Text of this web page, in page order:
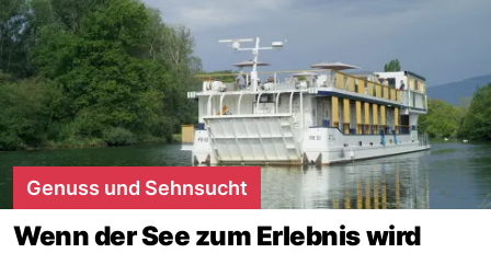
Genuss und Sehnsucht
Wenn der See zum Erlebnis wird